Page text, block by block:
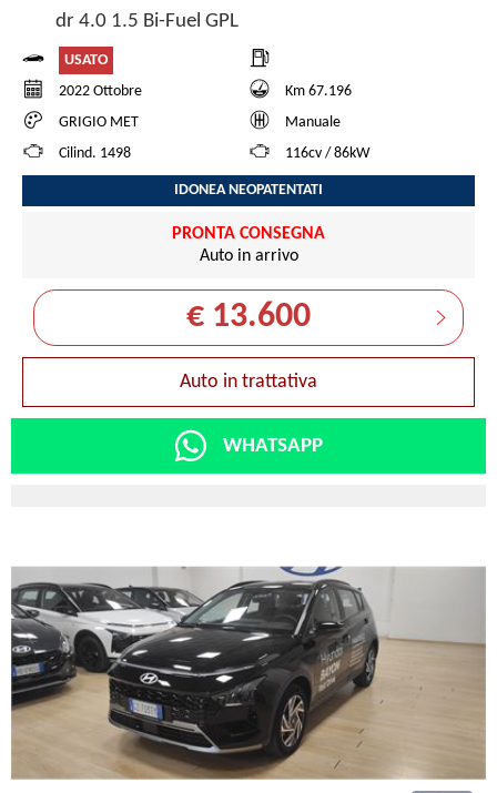
dr 4.0 1.5 Bi-Fuel GPL
USATO
2022 Ottobre
Km 67.196
GRIGIO MET
Manuale
Cilind. 1498
116cv / 86kW
IDONEA NEOPATENTATI
PRONTA CONSEGNA
Auto in arrivo
€ 13.600
Auto in trattativa
WHATSAPP